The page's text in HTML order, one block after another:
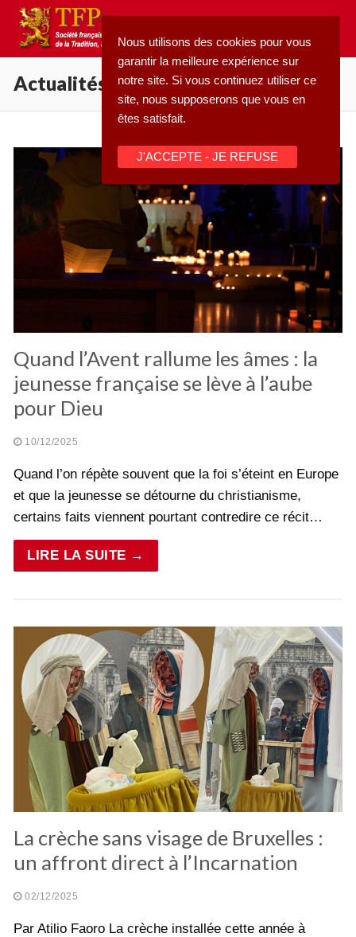
Aller
contenu
Pétition
Qu’est-ce que la TFP
Action
Blog
Actualités
Quand l’Avent rallume les âmes : la
jeunesse française se lève à l’aube
pour Dieu
10/12/2025
Quand l’on répète souvent que la foi s’éteint en Europe
et que la jeunesse se détourne du christianisme,
certains faits viennent pourtant contredire ce récit…
LIRE LA SUITE →
La crèche sans visage de Bruxelles :
un affront direct à l’Incarnation
02/12/2025
Par Atilio Faoro La crèche installée cette année à
Nous utilisons des cookies pour vous
garantir la meilleure expérience sur
notre site. Si vous continuez utiliser ce
site, nous supposerons que vous en
êtes satisfait.
J'ACCEPTE - JE REFUSE